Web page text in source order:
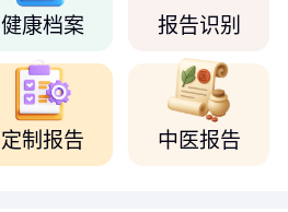
健康档案 报告识别
定制报告 中医报告